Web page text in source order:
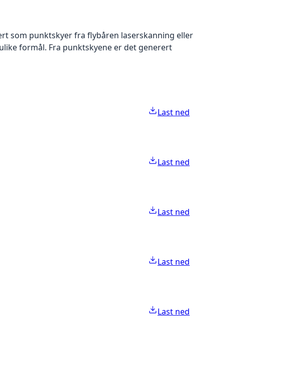
som punktskyer fra flybåren laserskanning eller
formål. Fra punktskyene er det generert
Last ned
Last ned
Last ned
Last ned
Last ned